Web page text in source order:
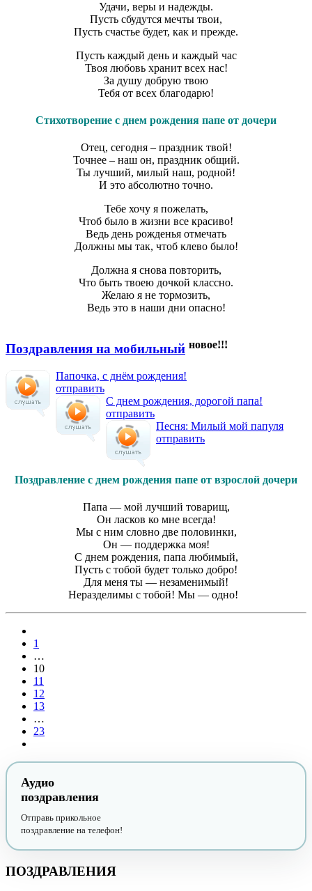
Удачи, веры и надежды.
Пусть сбудутся мечты твои,
Пусть счастье будет, как и прежде.
Пусть каждый день и каждый час
Твоя любовь хранит всех нас!
За душу добрую твою
Тебя от всех благодарю!
Стихотворение с днем рождения папе от дочери
Отец, сегодня – праздник твой!
Точнее – наш он, праздник общий.
Ты лучший, милый наш, родной!
И это абсолютно точно.
Тебе хочу я пожелать,
Чтоб было в жизни все красиво!
Ведь день рожденья отмечать
Должны мы так, чтоб клево было!
Должна я снова повторить,
Что быть твоею дочкой классно.
Желаю я не тормозить,
Ведь это в наши дни опасно!
Поздравления на мобильный новое!!!
Папочка, с днём рождения!
отправить
С днем рождения, дорогой папа!
отправить
Песня: Милый мой папуля
отправить
Поздравление с днем рождения папе от взрослой дочери
Папа — мой лучший товарищ,
Он ласков ко мне всегда!
Мы с ним словно две половинки,
Он — поддержка моя!
С днем рождения, папа любимый,
Пусть с тобой будет только добро!
Для меня ты — незаменимый!
Неразделимы с тобой! Мы — одно!
1
…
10
11
12
13
…
23
Аудио
поздравления
Отправь прикольное
поздравление на телефон!
ПОЗДРАВЛЕНИЯ